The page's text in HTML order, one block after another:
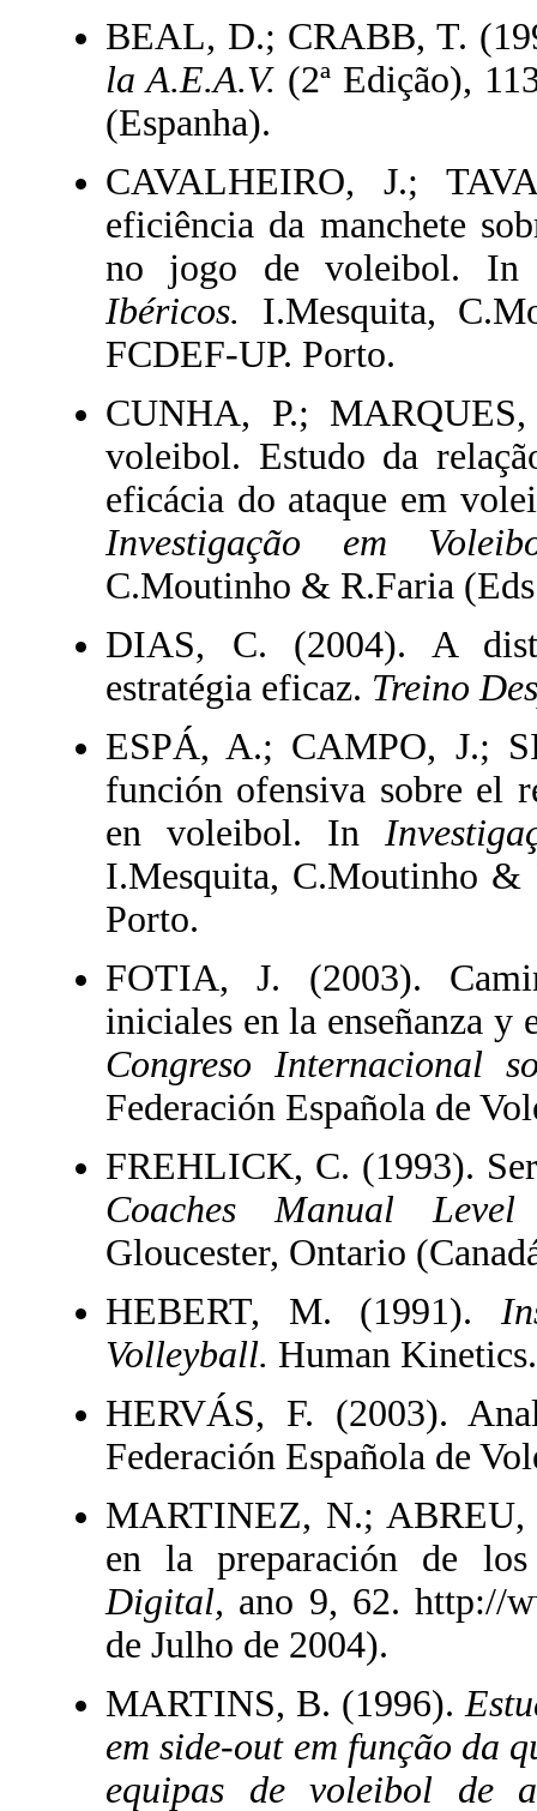
BEAL, D.; CRABB, T.
la A.E.A.V. (2ª Edição),
(Espanha).
CAVALHEIRO, J.;
eficiência da manchete
no jogo de voleibol.
Ibéricos. I.Mesquita,
FCDEF-UP. Porto.
CUNHA, P.;
voleibol. Estudo da
eficácia do ataque em
Investigação em
C.Moutinho & R.Faria
DIAS, C. (2004). A
estratégia eficaz. Treino
ESPÁ, A.; CAMPO, J.;
función ofensiva sobre el
en voleibol. In
I.Mesquita, C.Moutinho &
Porto.
FOTIA, J. (2003).
iniciales en la enseñanza y
Congreso Internacional
Federación Española de
FREHLICK, C. (1993).
Coaches Manual
Gloucester, Ontario
HEBERT, M. (1991).
Volleyball. Human
HERVÁS, F. (2003).
Federación Española de
MARTINEZ, N.; ABREU,
en la preparación de
Digital, ano 9, 62. http://
de Julho de 2004).
MARTINS, B. (1996).
em side-out em função da
equipas de voleibol de